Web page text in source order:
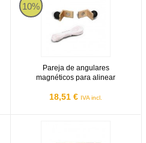
10%
Pareja de angulares
magnéticos para alinear
18,51 € IVA incl.
- Ø1,5mm.x100m.